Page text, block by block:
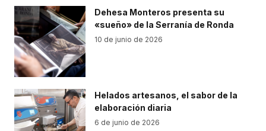
Dehesa Monteros presenta su
«sueño» de la Serranía de Ronda
10 de junio de 2026
Helados artesanos, el sabor de la
elaboración diaria
6 de junio de 2026